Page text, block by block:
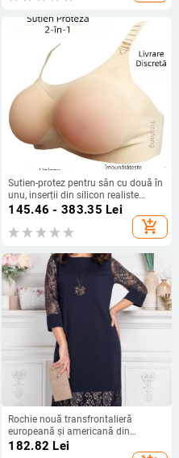
Sutien-protez pentru sân cu două în
unu, inserții din silicon realiste
pentru cross-dressing
145.46 - 383.35 Lei
add_shopping_cart
Rochie nouă transfrontalieră
europeană și americană din
dantelă, cu guler rotund, subțire,
182.82 Lei